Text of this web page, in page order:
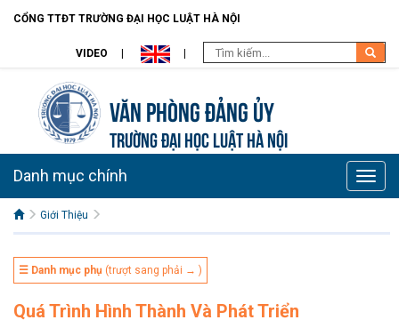
CỔNG TTĐT TRƯỜNG ĐẠI HỌC LUẬT HÀ NỘI
VIDEO
Văn Phòng Đảng Ủy
TRƯỜNG ĐẠI HỌC LUẬT HÀ NỘI
Toggle
Danh mục chính
Giới Thiệu
☰ Danh mục phụ (trượt sang phải → )
Quá Trình Hình Thành Và Phát Triển